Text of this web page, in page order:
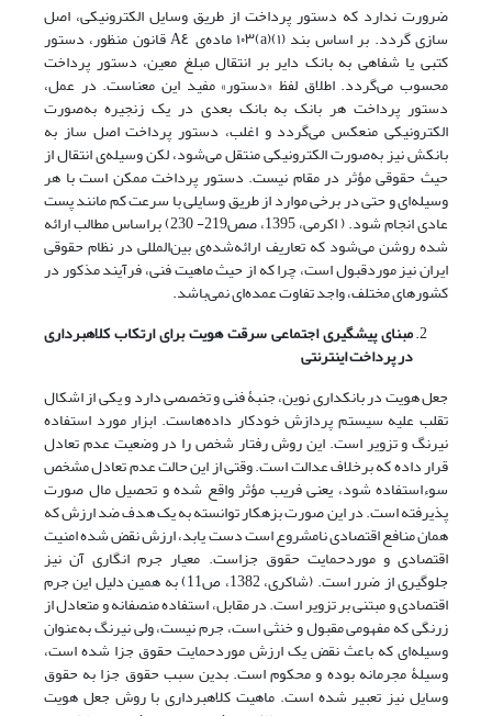
ضرورت ندارد که دستور پرداخت از طریق وسایل‌ الکترونیکی‌، اصل
سازی گردد. بر اساس بند (١)(a)١٠٣ ماده‌ی A٤ قانون منظور، دستور
کتبی یا شفاهی به بانک‌ دایر‌ بر انتقال مبلغ معین، دستور پرداخت
محسوب می‌گردد. اطلاق لفظ «دستور» مفید‌ این‌ معناست. در عمل،
دستور پرداخت هر بانک‌ به‌ بانک‌ بعدی در یک زنجیره به‌صورت
الکترونیکی‌ منعکس‌ می‌گردد و اغلب، دستور پرداخت اصل ساز به
بانکش نیز به‌صورت الکترونیکی منتقل‌ می‌شود‌، لکن وسیله‌ی انتقال از
حیث‌ حقوقی‌ مؤثر در‌ مقام‌ نیست‌. دستور پرداخت ممکن است با هر‌
وسیله‌ای و حتی در برخی موارد از طریق وسایلی با سرعت کم مانند‌ پست‌
عادی انجام شود. ( اکرمی، 1395، صص219- 230) براساس مطالب ارائه
شده روشن می‌شود که تعاریف ارائه‌شده‌ی بین‌المللی در نظام حقوقی
ایران نیز‌ موردقبول است، چرا که از‌ حیث‌ ماهیت فنی، فرآیند مذکور در
کشورهای مختلف، واجد تفاوت عمده‌ای نمی‌باشد.
مبنای پیشگیری اجتماعی سرقت هویت برای ارتکاب کلاهبرداری
در پرداخت اینترنتی
جعل هویت در بانکداری نوین‌، جنبۀ‌ فنی و تخصصی دارد و یکی از اشکال
تقلب علیه سیستم پردازش خودکار داده‌هاست. ابزار مورد استفاده
نیرنگ و تزویر است. این روش رفتار شخص را‌ در‌ وضعیت عدم تعادل
قرار‌ داده‌ که برخلاف عدالت است. وقتی از این حالت عدم تعادل مشخص
سوءاستفاده شود، یعنی فریب مؤثر واقع شده و تحصیل مال صورت
پذیرفته است. در این صورت بزهکار توانسته به‌ یک‌ هدف ضد ارزش که
همان منافع اقتصادی نامشروع است دست یابد، ارزش نقض شده امنیت
اقتصادی و موردحمایت حقوق جزاست. معیار جرم انگاری آن نیز
جلوگیری از ضرر است. (شاکری، 1382، ص11) به‌ همین‌ دلیل این‌ جرم
اقتصادی و مبتنی بر تزویر است. در مقابل، استفاده منصفانه و متعادل از
زرنگی که مفهومی مقبول و خنثی‌ است، جرم نیست، ولی نیرنگ به‌عنوان
وسیله‌ای که باعث‌ نقض‌ یک‌ ارزش موردحمایت حقوق جزا شده است،
وسیلۀ مجرمانه بوده و محکوم است. بدین سبب حقوق جزا به ‌‌حقوق‌
وسایل نیز تعبیر شده است. ماهیت کلاهبرداری با روش جعل هویت